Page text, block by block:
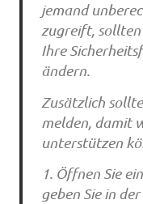
jemand
zugreift, sollten
Ihre
ändern.
Zusätzlich
melden, damit
unterstützen
1. Öffnen Sie
geben Sie in der